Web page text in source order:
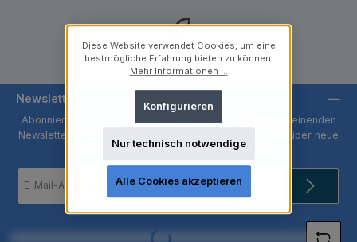
Kostenloser Versand ab 250 €
Newsletter
Abonnieren Sie jetzt einfach unseren regelmäßig erscheinenden
Newsletter und Sie werden stets unter den Ersten sein, über neue
Produkte und Angebote informiert werden.
Mail-
Loading...
Diese Website verwendet Cookies, um eine
bestmögliche Erfahrung bieten zu können.
Mehr Informationen ...
Nur technisch notwendige
Konfigurieren
Alle Cookies akzeptieren